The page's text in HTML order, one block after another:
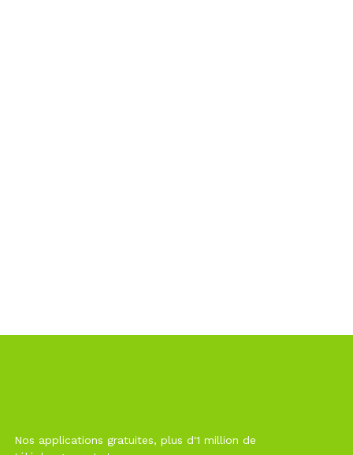
Nos applications gratuites, plus d'1 million de